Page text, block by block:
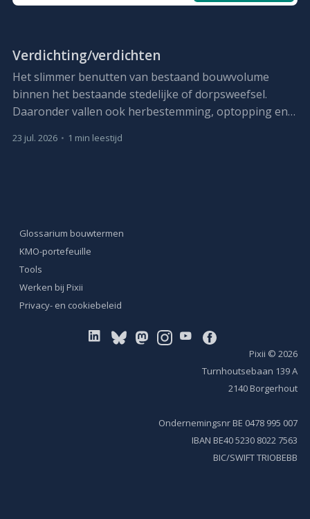
Verdichting/verdichten
Het slimmer benutten van bestaand bouwvolume
binnen het bestaande stedelijke of dorpsweefsel.
Daaronder vallen ook herbestemming, optopping en,
23 jul. 2026 • 1 min leestijd
Glossarium bouwtermen
KMO-portefeuille
Tools
Werken bij Pixii
Privacy- en cookiebeleid
Pixii © 2026
Turnhoutsebaan 139 A
2140 Borgerhout
Ondernemingsnr BE 0478 995 007
IBAN BE40 5230 8022 7563
BIC/SWIFT TRIOBEBB